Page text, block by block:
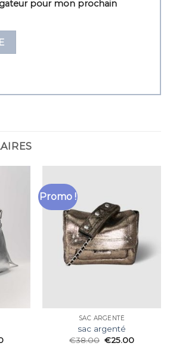
pour mon prochain
Promo !
SAC ARGENTÉ
sac argenté
€38.00 €25.00